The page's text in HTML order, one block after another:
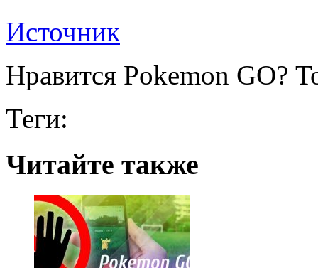
Источник
Нравится Pokemon GO?
Теги:
Читайте также